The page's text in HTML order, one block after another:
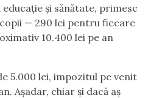
și sănătate, primesc
— 290 lei pentru fiecare
10.400 lei pe an
5.000 lei, impozitul pe venit
Așadar, chiar și dacă aș